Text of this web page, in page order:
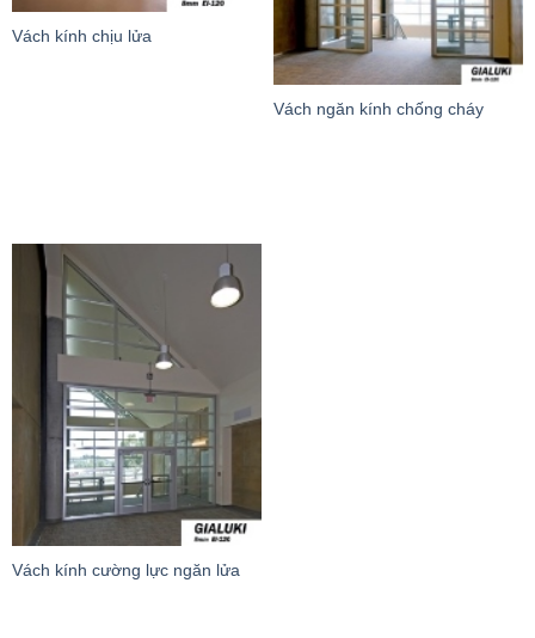
Vách kính chịu lửa
Vách ngăn kính chống cháy
Vách kính cường lực ngăn lửa